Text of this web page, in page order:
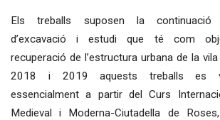
Els treballs suposen la continuació
d’excavació i estudi que té com
recuperació de l’estructura urbana de la
2018 i 2019 aquests treballs es
essencialment a partir del Curs
Medieval i Moderna-Ciutadella de